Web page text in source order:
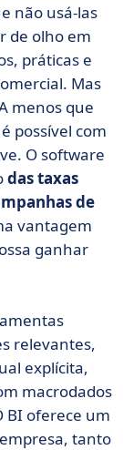
não usá-las
de olho em
práticas e
Mas
menos que
possível com
O software
das taxas
de
vantagem
ganhar
relevantes,
explícita,
macrodados
BI oferece um
tanto